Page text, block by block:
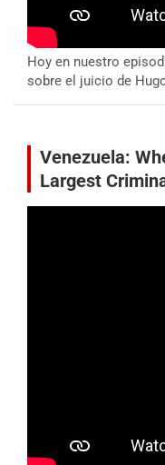
Hoy en nuestro
sobre el juicio de
Venezuela:
Largest